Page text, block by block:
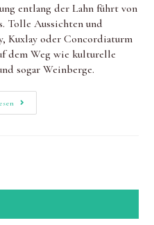
entlang der Lahn führt von
Tolle Aussichten und
Kuxlay oder Concordiaturm
dem Weg wie kulturelle
sogar Weinberge.
Lahnwanderweg:
Überraschende